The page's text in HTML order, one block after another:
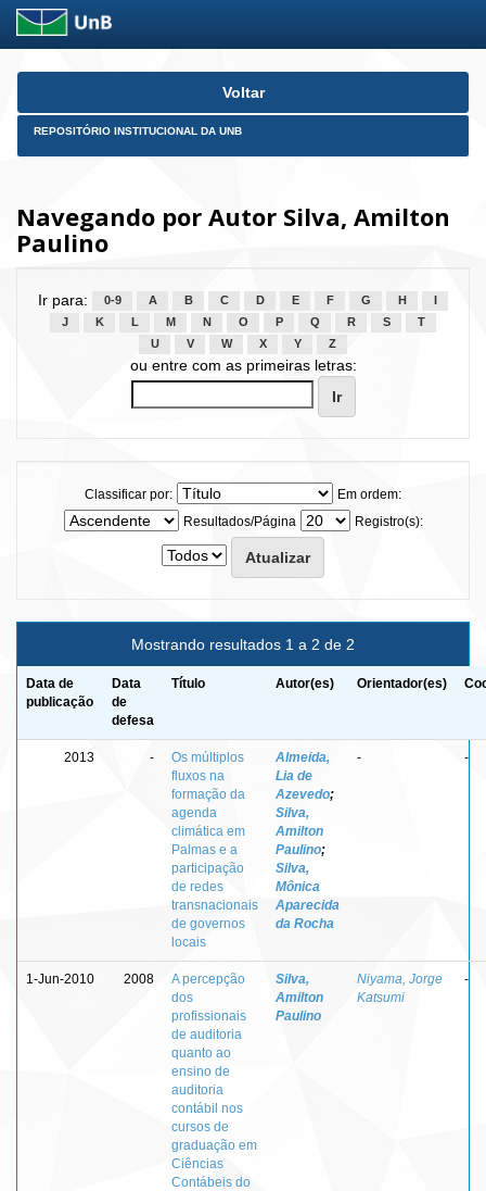
Skip
Voltar
REPOSITÓRIO INSTITUCIONAL DA UNB
Navegando por Autor Silva, Amilton
Paulino
Ir para: 0-9 A B C D E F G H
J
K L M N O P Q R S
T
U
V W X Y Z
ou entre com as primeiras letras:
Classificar por:
Em ordem:
Resultados/Página
Registro(s):
Mostrando resultados 1 a 2 de 2
Data de
publicação
Data
de
defesa
Título Autor(es) Orientador(es)
2013 -
Os múltiplos
fluxos na
formação da
agenda
climática em
Palmas e a
participação
de redes
transnacionais
de governos
locais
Almeida,
Lia de
Azevedo;
Silva,
Amilton
Paulino;
Silva,
Mônica
Aparecida
da Rocha
- -
1-Jun-2010 2008
A percepção
dos
profissionais
de auditoria
quanto ao
ensino de
auditoria
contábil nos
cursos de
graduação em
Ciências
Contábeis do
Silva,
Amilton
Paulino
Niyama, Jorge
Katsumi
-